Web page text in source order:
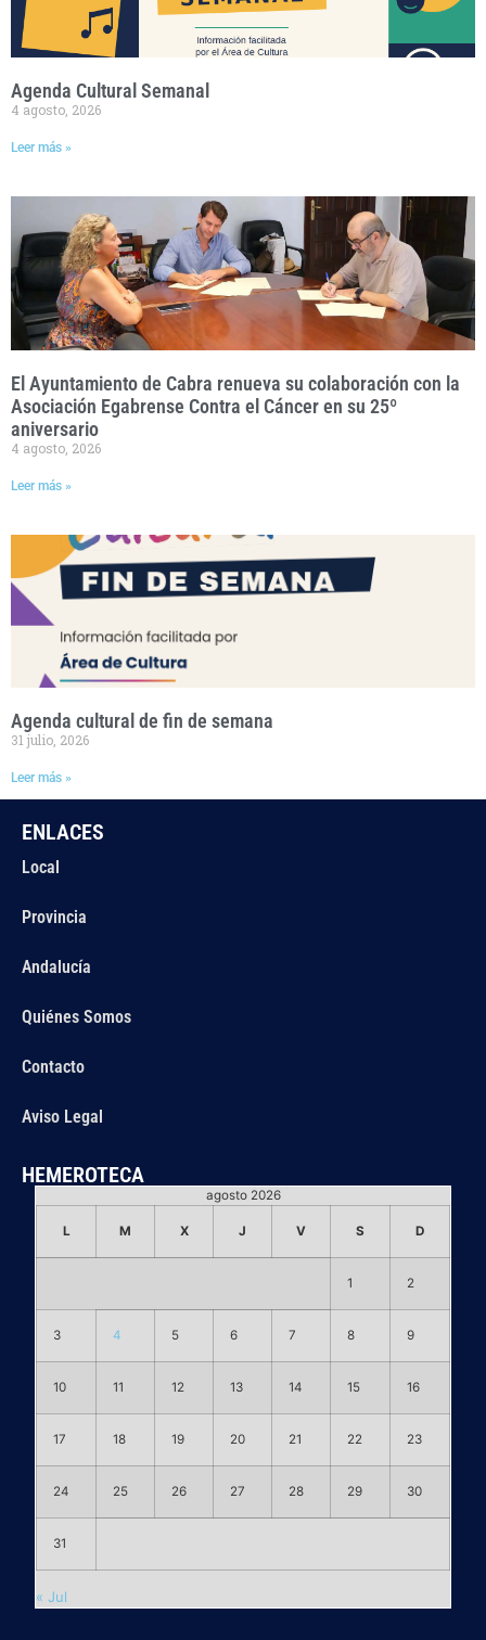
Agenda Cultural Semanal
4 agosto, 2026
Leer más »
El Ayuntamiento de Cabra renueva su colaboración con la
Asociación Egabrense Contra el Cáncer en su 25º
aniversario
4 agosto, 2026
Leer más »
Agenda cultural de fin de semana
31 julio, 2026
Leer más »
ENLACES
Local
Provincia
Andalucía
Quiénes Somos
Contacto
Aviso Legal
HEMEROTECA
agosto 2026
L M X J V S D
1 2
3 4 5 6 7 8 9
10 11 12 13 14 15 16
17 18 19 20 21 22 23
24 25 26 27 28 29 30
31
« Jul